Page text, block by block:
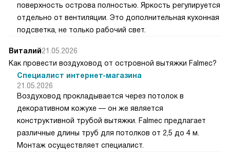
поверхность острова полностью. Яркость регулируется
отдельно от вентиляции. Это дополнительная кухонная
подсветка, не только рабочий свет.
Виталий21.05.2026
Как провести воздуховод от островной вытяжки Falmec?
Специалист интернет-магазина
21.05.2026
Воздуховод прокладывается через потолок в
декоративном кожухе — он же является
конструктивной трубой вытяжки. Falmec предлагает
различные длины труб для потолков от 2,5 до 4 м.
Монтаж осуществляет специалист.